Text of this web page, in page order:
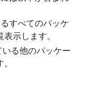
すべてのパッケ
示します。
る他のパッケー